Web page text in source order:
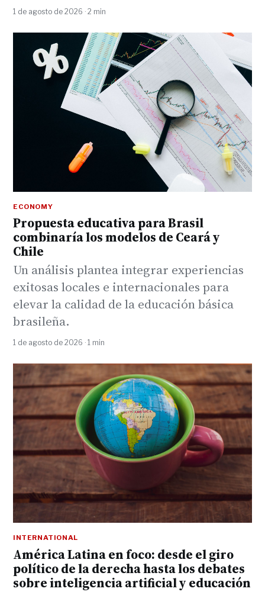
1 de agosto de 2026 · 2 min
ECONOMY
Propuesta educativa para Brasil
combinaría los modelos de Ceará y
Chile
Un análisis plantea integrar experiencias
exitosas locales e internacionales para
elevar la calidad de la educación básica
brasileña.
1 de agosto de 2026 · 1 min
INTERNATIONAL
América Latina en foco: desde el giro
político de la derecha hasta los debates
sobre inteligencia artificial y educación